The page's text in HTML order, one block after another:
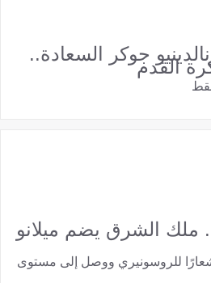
جوكر السعادة..
القدم
ملك الشرق يضم ميلانو
رمزًا وشعارًا للروسونيري ووصل إلى مستوى